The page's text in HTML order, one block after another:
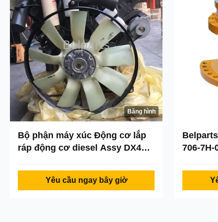
Băng hình
Bộ phận máy xúc Động cơ lắp
ráp động cơ diesel Assy DX480
Yêu cầu ngay bây giờ
706-7H-